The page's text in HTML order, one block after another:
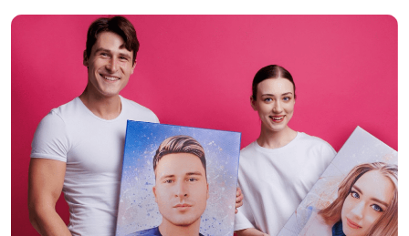
Вспомните, а как в вашем
городе выглядят
фотосалоны?
Конкуренты